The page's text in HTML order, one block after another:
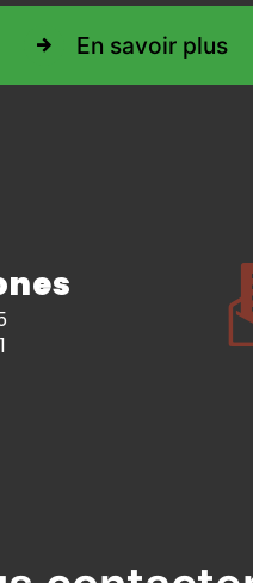
En savoir plus